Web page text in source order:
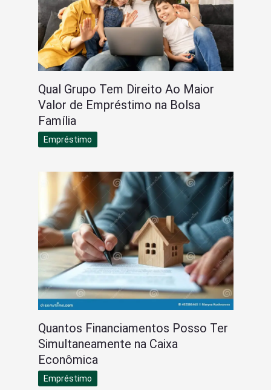
Qual Grupo Tem Direito Ao Maior
Valor de Empréstimo na Bolsa
Família
Empréstimo
Quantos Financiamentos Posso Ter
Simultaneamente na Caixa
Econômica
Empréstimo